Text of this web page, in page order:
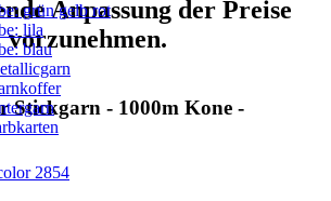
Anpassung der Preise
vorzunehmen.
- 1000m Kone -
grün gelb rot
lila
blau